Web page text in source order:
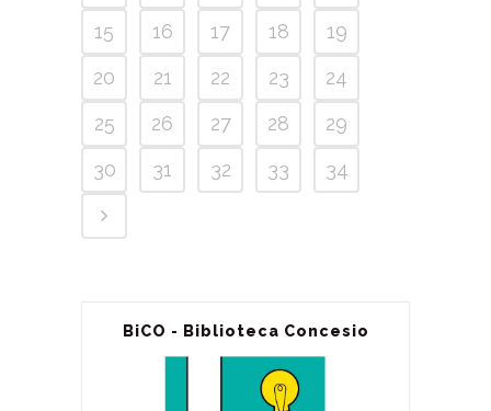
15
16 17 18
19
20
21 22 23
24
25
26 27 28
29
30
31 32 33 34
BiCO - Biblioteca Concesio